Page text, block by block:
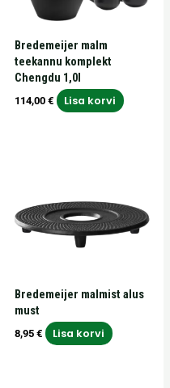
Bredemeijer malm
teekannu komplekt
Chengdu 1,0l
114,00 € Lisa korvi
Bredemeijer malmist alus
must
8,95 € Lisa korvi